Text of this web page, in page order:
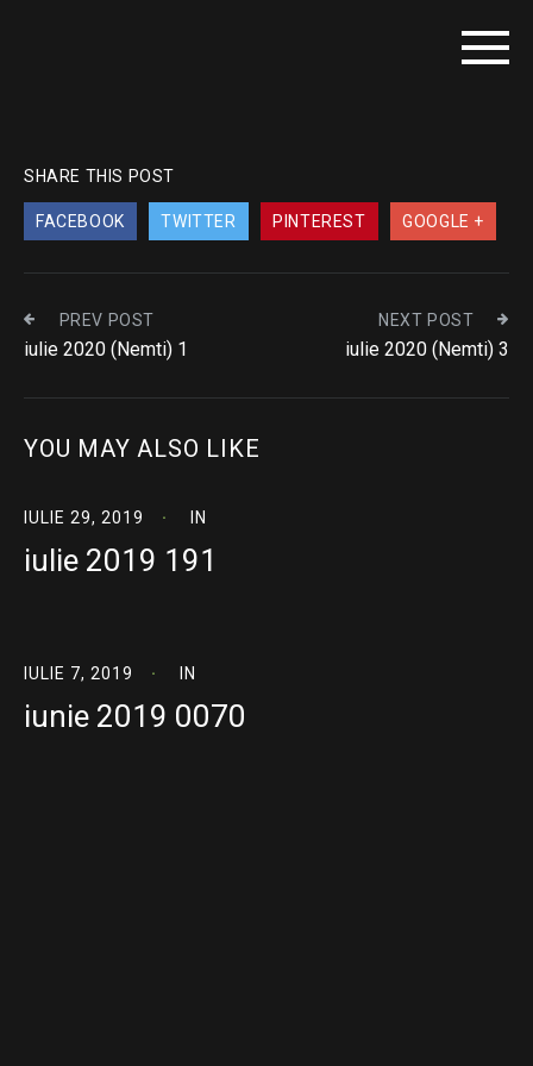
SHARE THIS POST
FACEBOOK TWITTER PINTEREST GOOGLE +
PREV POST
iulie 2020 (Nemti) 1
NEXT POST
iulie 2020 (Nemti) 3
YOU MAY ALSO LIKE
IULIE 29, 2019 IN
iulie 2019 191
IULIE 7, 2019 IN
iunie 2019 0070